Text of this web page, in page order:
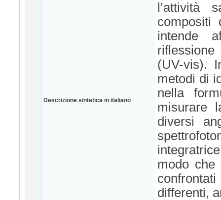
Descrizione sintetica in italiano
l’attività
intende
(UV-vis).
metodi di
nella
misurare
diversi
modo che
differenti,